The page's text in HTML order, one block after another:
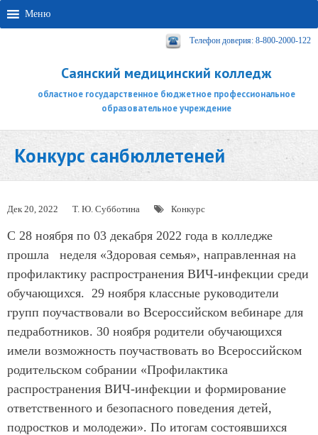
Меню
Телефон доверия: 8-800-2000-122
Саянский медицинский колледж
областное государственное бюджетное профессиональное
образовательное учреждение
Конкурс санбюллетеней
Дек 20, 2022 Т. Ю. Субботина Конкурс
С 28 ноября по 03 декабря 2022 года в колледже
прошла неделя «Здоровая семья», направленная на
профилактику распространения ВИЧ-инфекции среди
обучающихся. 29 ноября классные руководители
групп поучаствовали во Всероссийском вебинаре для
педработников. 30 ноября родители обучающихся
имели возможность поучаствовать во Всероссийском
родительском собрании «Профилактика
распространения ВИЧ-инфекции и формирование
ответственного и безопасного поведения детей,
подростков и молодежи». По итогам состоявшихся